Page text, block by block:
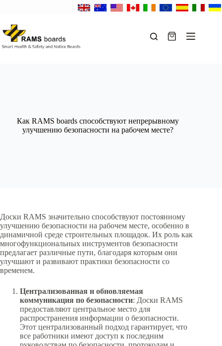
Корзина
Как RAMS boards способствуют непрерывному
улучшению безопасности на рабочем месте?
Доски RAMS значительно способствуют постоянному
улучшению безопасности на рабочем месте, особенно в
динамичной среде строительных площадок. Их роль как
многофункциональных инструментов безопасности
предлагает различные пути, благодаря которым они
улучшают и развивают практики безопасности со
временем.
Централизованная и обновляемая
коммуникация по безопасности: Доски RAMS
предоставляют центральное место для
распространения информации о безопасности.
Этот централизованный подход гарантирует, что
все работники имеют доступ к последним